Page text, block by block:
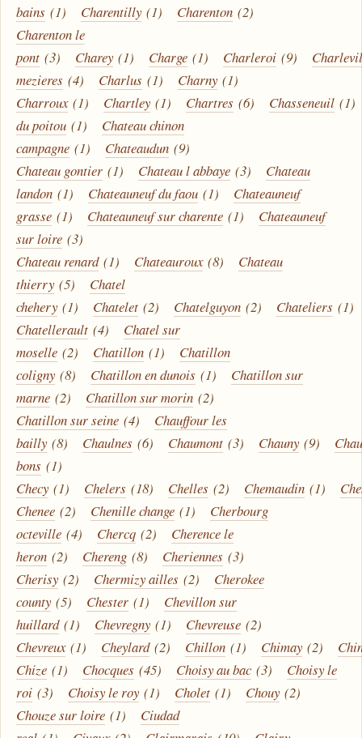
bains (1) Charentilly (1) Charenton (2)
Charenton le
pont (3) Charey (1) Charge (1) Charleroi (9)
mezieres (4) Charlus (1) Charny (1)
Charroux (1) Chartley (1) Chartres (6) Chasseneuil (1)
du poitou (1)
Chateau chinon
campagne (1) Chateaudun (9)
Chateau gontier (1) Chateau l abbaye (3)
Chateau
landon (1) Chateauneuf du faou (1)
Chateauneuf
grasse (1) Chateauneuf sur charente (1)
Chateauneuf
sur loire (3)
Chateau renard (1) Chateauroux (8)
Chateau
thierry (5)
Chatel
chehery (1) Chatelet (2) Chatelguyon (2) Chateliers (1)
Chatellerault (4)
Chatel sur
moselle (2) Chatillon (1)
Chatillon
coligny (8) Chatillon en dunois (1)
Chatillon sur
marne (2) Chatillon sur morin (2)
Chatillon sur seine (4)
Chauffour les
bailly (8) Chaulnes (6) Chaumont (3) Chauny (9)
bons (1)
Checy (1) Chelers (18) Chelles (2) Chemaudin (1)
Chenee (2) Chenille change (1)
Cherbourg
octeville (4) Chercq (2)
Cherence le
heron (2) Chereng (8) Cheriennes (3)
Cherisy (2) Chermizy ailles (2)
Cherokee
county (5) Chester (1)
Chevillon sur
huillard (1) Chevregny (1) Chevreuse (2)
Chevreux (1) Cheylard (2) Chillon (1) Chimay (2)
Chize (1) Chocques (45) Choisy au bac (3)
Choisy le
roi (3) Choisy le roy (1) Cholet (1) Chouy (2)
Chouze sur loire (1)
Ciudad